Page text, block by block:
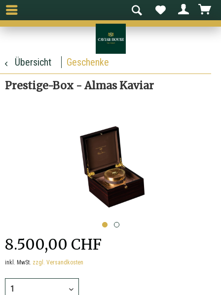
Übersicht Geschenke
Prestige-Box - Almas Kaviar
8.500,00 CHF
inkl. MwSt. zzgl. Versandkosten